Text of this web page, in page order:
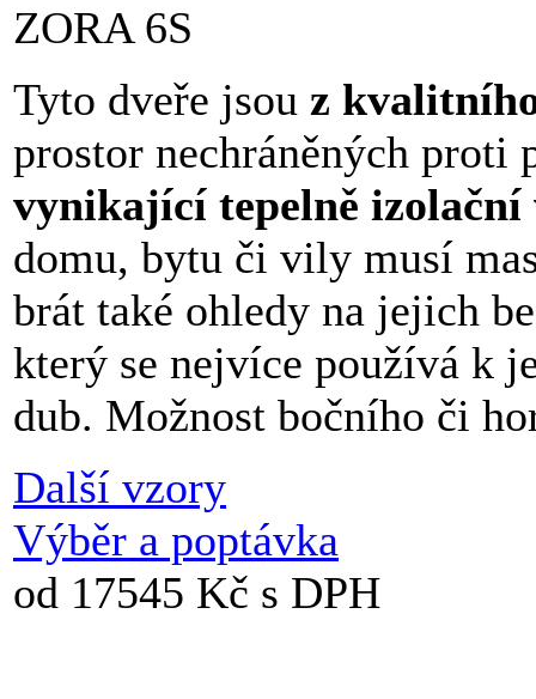
ZORA 6S
Tyto dveře jsou z
prostor nechráněných
vynikající tepelně izolační
domu, bytu či vily musí
brát také ohledy na jejich
který se nejvíce používá k
dub. Možnost bočního či
Další vzory
Výběr a poptávka
od 17545 Kč s DPH